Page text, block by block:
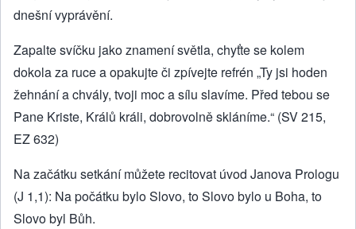
dnešní vyprávění.
Zapalte svíčku jako znamení světla, chyťte se kolem
dokola za ruce a opakujte či zpívejte refrén „Ty jsi hoden
žehnání a chvály, tvoji moc a sílu slavíme. Před tebou se
Pane Kriste, Králů králi, dobrovolně skláníme.“ (SV 215,
EZ 632)
Na začátku setkání můžete recitovat úvod Janova Prologu
(J 1,1): Na počátku bylo Slovo, to Slovo bylo u Boha, to
Slovo byl Bůh.